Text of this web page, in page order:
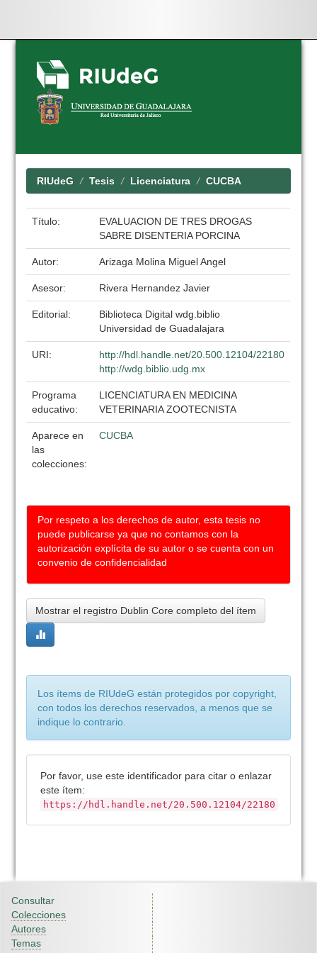
Skip
navigation
RIUdeG Tesis Licenciatura CUCBA
Título:
EVALUACION DE TRES DROGAS
SABRE DISENTERIA PORCINA
Autor: Arizaga Molina Miguel Angel
Asesor: Rivera Hernandez Javier
Editorial:
Biblioteca Digital wdg.biblio
Universidad de Guadalajara
URI:
http://hdl.handle.net/20.500.12104/22180
http://wdg.biblio.udg.mx
Programa
educativo:
LICENCIATURA EN MEDICINA
VETERINARIA ZOOTECNISTA
Aparece en
las
colecciones:
CUCBA
Por respeto a los derechos de autor, esta tesis no
puede publicarse ya que no contamos con la
autorización explícita de su autor o se cuenta con un
convenio de confidencialidad
Mostrar el registro Dublin Core completo del ítem
Los ítems de RIUdeG están protegidos por copyright,
con todos los derechos reservados, a menos que se
indique lo contrario.
Por favor, use este identificador para citar o enlazar
este ítem:
https://hdl.handle.net/20.500.12104/22180
Consultar
Colecciones
Autores
Temas